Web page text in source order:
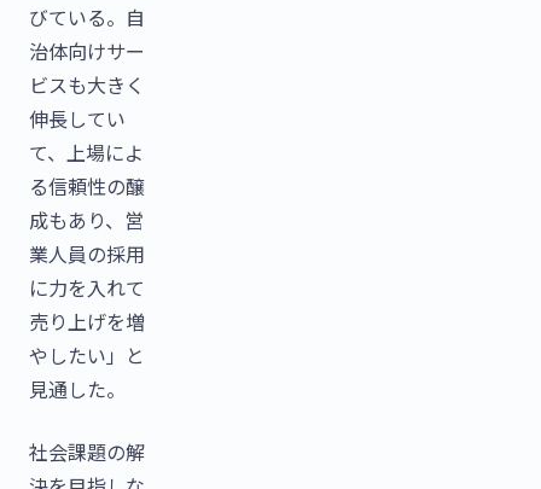
びている。自
治体向けサー
ビスも大きく
伸長してい
て、上場によ
る信頼性の醸
成もあり、営
業人員の採用
に力を入れて
売り上げを増
やしたい」と
見通した。
社会課題の解